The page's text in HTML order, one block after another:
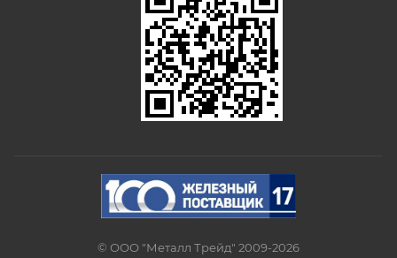
© ООО "Металл Трейд" 2009-2026